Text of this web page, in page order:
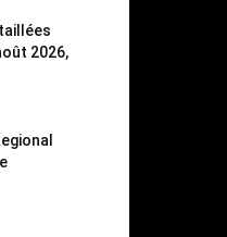
2026,